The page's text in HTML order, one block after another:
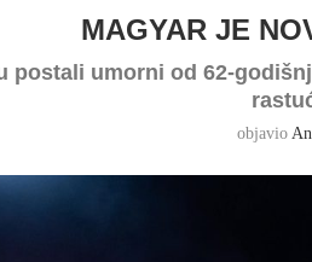
MAGYAR JE
postali umorni od 62-
objavio